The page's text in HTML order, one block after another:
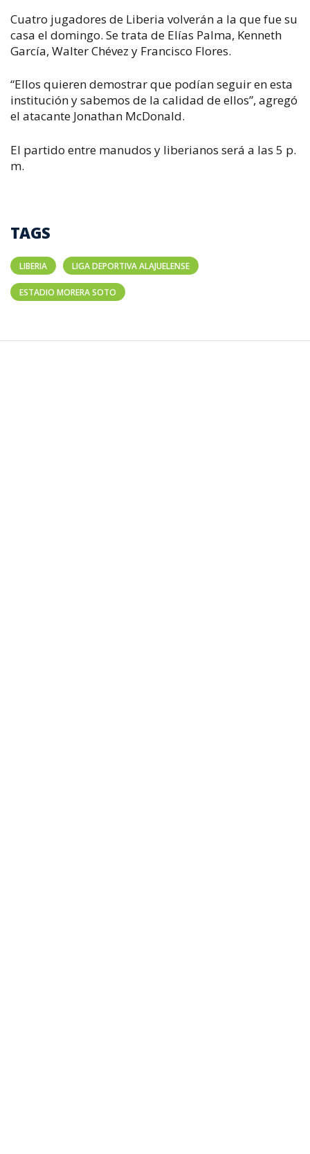
Cuatro jugadores de Liberia volverán a la que fue su
casa el domingo. Se trata de Elías Palma, Kenneth
García, Walter Chévez y Francisco Flores.
“Ellos quieren demostrar que podían seguir en esta
institución y sabemos de la calidad de ellos”, agregó
el atacante Jonathan McDonald.
El partido entre manudos y liberianos será a las 5 p.
m.
TAGS
LIBERIA LIGA DEPORTIVA ALAJUELENSE
ESTADIO MORERA SOTO